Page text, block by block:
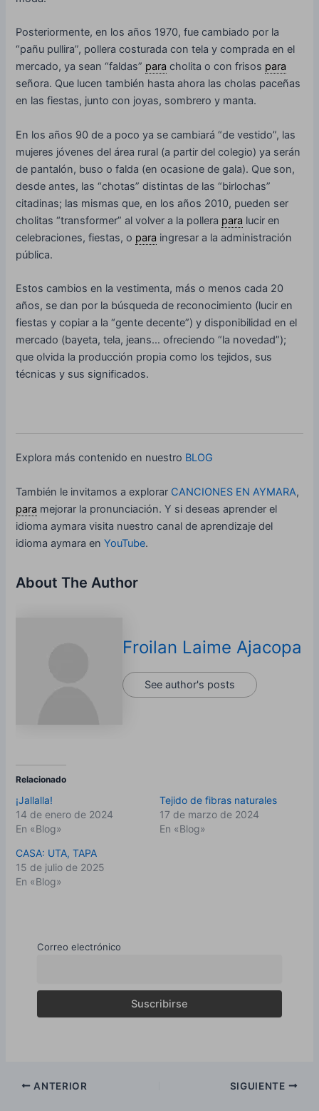
Posteriormente, en los años 1970, fue cambiado por la
“pañu pullira”, pollera costurada con tela y comprada en el
mercado, ya sean “faldas” para cholita o con frisos para
señora. Que lucen también hasta ahora las cholas paceñas
en las fiestas, junto con joyas, sombrero y manta.
En los años 90 de a poco ya se cambiará “de vestido”, las
mujeres jóvenes del área rural (a partir del colegio) ya serán
de pantalón, buso o falda (en ocasione de gala). Que son,
desde antes, las “chotas” distintas de las “birlochas”
citadinas; las mismas que, en los años 2010, pueden ser
cholitas “transformer” al volver a la pollera para lucir en
celebraciones, fiestas, o para ingresar a la administración
pública.
Estos cambios en la vestimenta, más o menos cada 20
años, se dan por la búsqueda de reconocimiento (lucir en
fiestas y copiar a la “gente decente”) y disponibilidad en el
mercado (bayeta, tela, jeans… ofreciendo “la novedad”);
que olvida la producción propia como los tejidos, sus
técnicas y sus significados.
Explora más contenido en nuestro BLOG
También le invitamos a explorar CANCIONES EN AYMARA,
para mejorar la pronunciación. Y si deseas aprender el
idioma aymara visita nuestro canal de aprendizaje del
idioma aymara enYouTube.
About The Author
Froilan Laime Ajacopa
See author's posts
Relacionado
¡Jallalla!
14 de enero de 2024
En «Blog»
Tejido de fibras naturales
17 de marzo de 2024
En «Blog»
CASA: UTA, TAPA
15 de julio de 2025
En «Blog»
Correo electrónico
Navegación
ANTERIOR SIGUIENTE